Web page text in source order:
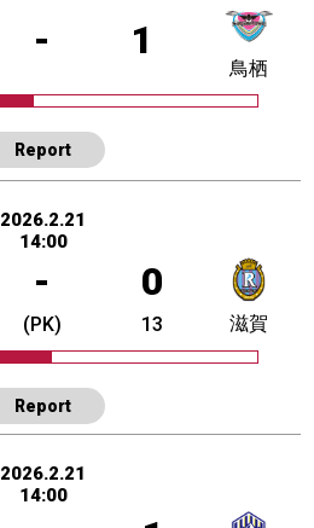
- 1
鳥栖
Report
2026.2.21
14:00
- 0
(PK) 13 滋賀
Report
2026.2.21
14:00